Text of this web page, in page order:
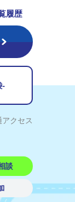
履歴
-
アクセス
談